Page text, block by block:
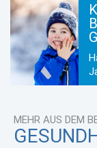
MEHR AUS DEM